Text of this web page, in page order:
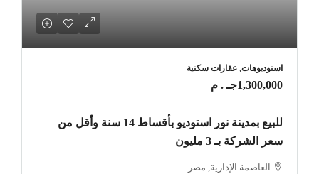
استوديوهات, عقارات سكنية
1,300,000جـ . م
للبيع بمدينة نور استوديو بأقساط 14 سنة وأقل من
سعر الشركة بـ 3 مليون
العاصمة الإدارية, مصر